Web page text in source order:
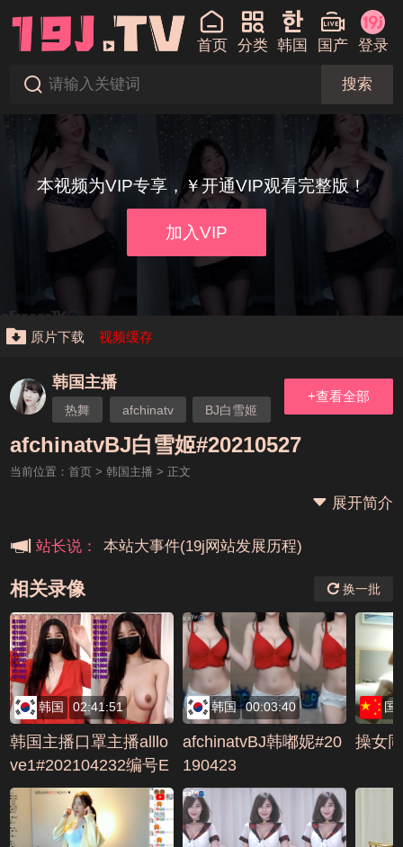
首页 分类 韩国 国产 登录
搜索
本视频为VIP专享，￥开通VIP观看完整版！
加入VIP
原片下载 视频缓存
韩国主播
热舞 afchinatv BJ白雪姬
+查看全部
afchinatvBJ白雪姬#20210527
当前位置： 首页> 韩国主播 > 正文
展开简介
站长说： 本站大事件(19j网站发展历程)
广告招租中，期待与您的合作
相关录像 换一批
韩国 02:41:51
韩国主播口罩主播alllo
ve1#202104232编号E
159C4BA
韩国 00:03:40
afchinatvBJ韩嘟妮#20
190423
国
操女